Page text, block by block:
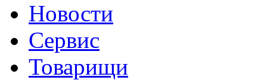
Новости
Сервис
Товарищи